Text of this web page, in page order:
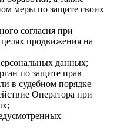
меры по защите своих
согласия при
продвижения на
данных;
по защите прав
в судебном порядке
Оператора при